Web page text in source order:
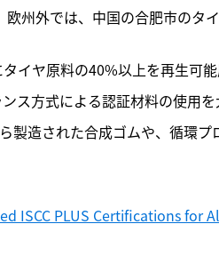
州外では、中国の合肥市のタ
イヤ原料の40%以上を再生可
ス方式による認証材料の使用
製造された合成ゴムや、循環
ISCC PLUS Certifications for